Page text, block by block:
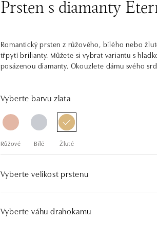
Prsten s diamanty
Romantický prsten z růžového, bílého nebo
třpytí brilianty. Můžete si vybrat variantu s
posázenou diamanty. Okouzlete dámu svého
Vyberte barvu zlata
Růžové Bílé Žluté
Vyberte velikost prstenu
Vyberte váhu drahokamu